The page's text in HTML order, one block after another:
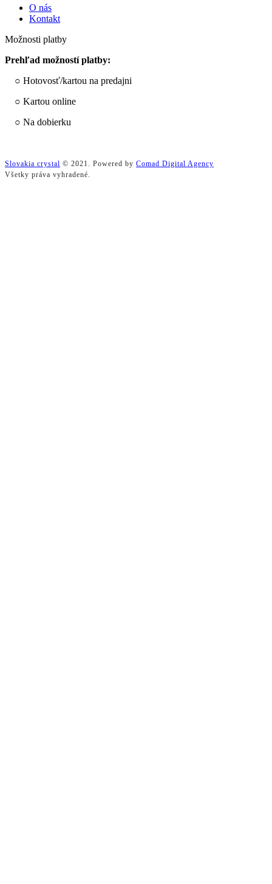
O nás
Kontakt
Možnosti platby
Prehľad možností platby:
○ Hotovosť/kartou na predajni
○ Kartou online
○ Na dobierku
Slovakia crystal © 2021. Powered by Comad Digital Agency
Všetky práva vyhradené.